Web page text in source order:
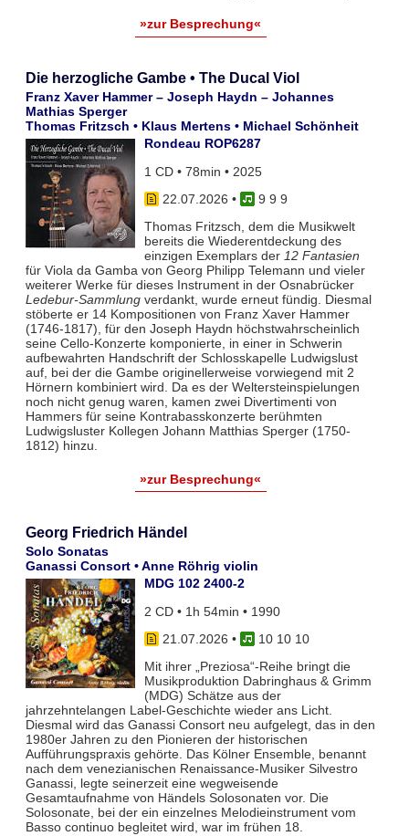
»zur Besprechung«
Die herzogliche Gambe • The Ducal Viol
Franz Xaver Hammer – Joseph Haydn – Johannes
Mathias Sperger
Thomas Fritzsch • Klaus Mertens • Michael Schönheit
Rondeau ROP6287
1 CD • 78min • 2025
22.07.2026 •
9 9 9
Thomas Fritzsch, dem die Musikwelt
bereits die Wiederentdeckung des
einzigen Exemplars der 12 Fantasien
für Viola da Gamba von Georg Philipp Telemann und vieler
weiterer Werke für dieses Instrument in der Osnabrücker
Ledebur-Sammlungverdankt, wurde erneut fündig. Diesmal
stöberte er 14 Kompositionen von Franz Xaver Hammer
(1746-1817), für den Joseph Haydn höchstwahrscheinlich
seine Cello-Konzerte komponierte, in einer in Schwerin
aufbewahrten Handschrift der Schlosskapelle Ludwigslust
auf, bei der die Gambe originellerweise vorwiegend mit 2
Hörnern kombiniert wird. Da es der Weltersteinspielungen
noch nicht genug waren, kamen zwei Divertimenti von
Hammers für seine Kontrabasskonzerte berühmten
Ludwigsluster Kollegen Johann Matthias Sperger (1750-
1812) hinzu.
»zur Besprechung«
Georg Friedrich Händel
Solo Sonatas
Ganassi Consort • Anne Röhrig violin
MDG 102 2400-2
2 CD • 1h 54min • 1990
21.07.2026 •
10 10 10
Mit ihrer „Preziosa“-Reihe bringt die
Musikproduktion Dabringhaus & Grimm
(MDG) Schätze aus der
jahrzehntelangen Label-Geschichte wieder ans Licht.
Diesmal wird das Ganassi Consort neu aufgelegt, das in den
1980er Jahren zu den Pionieren der historischen
Aufführungspraxis gehörte. Das Kölner Ensemble, benannt
nach dem venezianischen Renaissance-Musiker Silvestro
Ganassi, legte seinerzeit eine wegweisende
Gesamtaufnahme von Händels Solosonaten vor. Die
Solosonate, bei der ein einzelnes Melodieinstrument vom
Basso continuo begleitet wird, war im frühen 18.